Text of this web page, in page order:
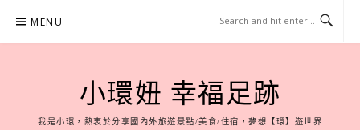
content
MENU
小環妞 幸福足跡
我是小環，熱衷於分享國內外旅遊景點/美食/住宿，夢想【環】遊世界